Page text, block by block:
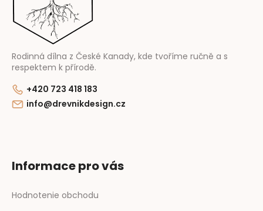
Rodinná dílna z České Kanady, kde tvoříme ručně a s
respektem k přírodě.
+420 723 418 183
info@drevnikdesign.cz
Informace pro vás
Hodnotenie obchodu